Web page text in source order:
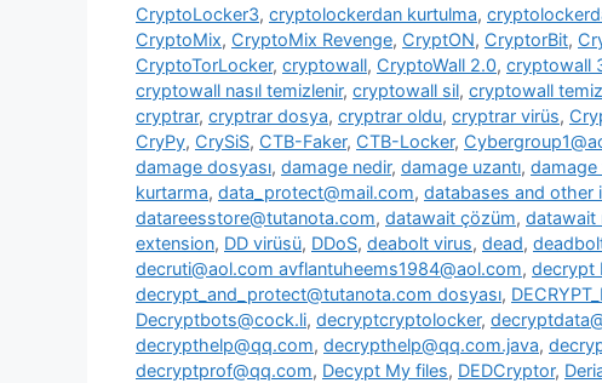
CryptoLocker3, cryptolockerdan kurtulma,
CryptoMix, CryptoMix Revenge, CryptON, CryptorBit,
CryptoTorLocker, cryptowall, CryptoWall 2.0, cryptowall
cryptowall nasıl temizlenir, cryptowall sil, cryptowall
cryptrar, cryptrar dosya, cryptrar oldu, cryptrar virüs,
CryPy, CrySiS, CTB-Faker, CTB-Locker,
damage dosyası, damage nedir, damage uzantı, damage
kurtarma, data_protect@mail.com, databases and other
datareesstore@tutanota.com, datawait çözüm, datawait
extension, DD virüsü, DDoS, deabolt virus, dead,
decruti@aol.com avflantuheems1984@aol.com, decrypt
decrypt_and_protect@tutanota.com dosyası,
Decryptbots@cock.li, decryptcryptolocker,
decrypthelp@qq.com, decrypthelp@qq.com.java,
decryptprof@qq.com, Decypt My files, DEDCryptor,